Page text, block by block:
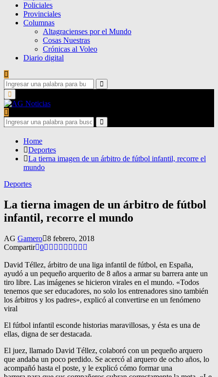
Policiales
Provinciales
Columnas
Altagracienses por el Mundo
Cosas Nuestras
Crónicas al Voleo
Diario digital
Search
for:
Search
Primary
Menu
Search
for:
Search
Home
Deportes
La tierna imagen de un árbitro de fútbol infantil, recorre el
mundo
Deportes
La tierna imagen de un árbitro de fútbol
infantil, recorre el mundo
AG Gamero 8 febrero, 2018
Compartir 0
David Téllez, árbitro de una liga infantil de fútbol, en España,
ayudó a un pequeño arquerito de 8 años a armar su barrera ante un
tiro libre. Las imágenes se hicieron virales en el mundo. «Todos
tenemos que ser educadores, no solo los entrenadores sino también
los árbitros y los padres», explicó al convertirse en un fenómeno
viral
El fútbol infantil esconde historias maravillosas, y ésta es una de
ellas, digna de ser destacada.
El juez, llamado David Téllez, colaboró con un pequeño arquero
que andaba un poco perdido. Se acercó al arquero de ocho años, lo
acompañó hasta el poste, y le explicó cómo formar una